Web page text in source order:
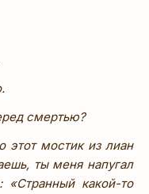
смертью?
этот мостик из лиан
ты меня напугал
какой-то